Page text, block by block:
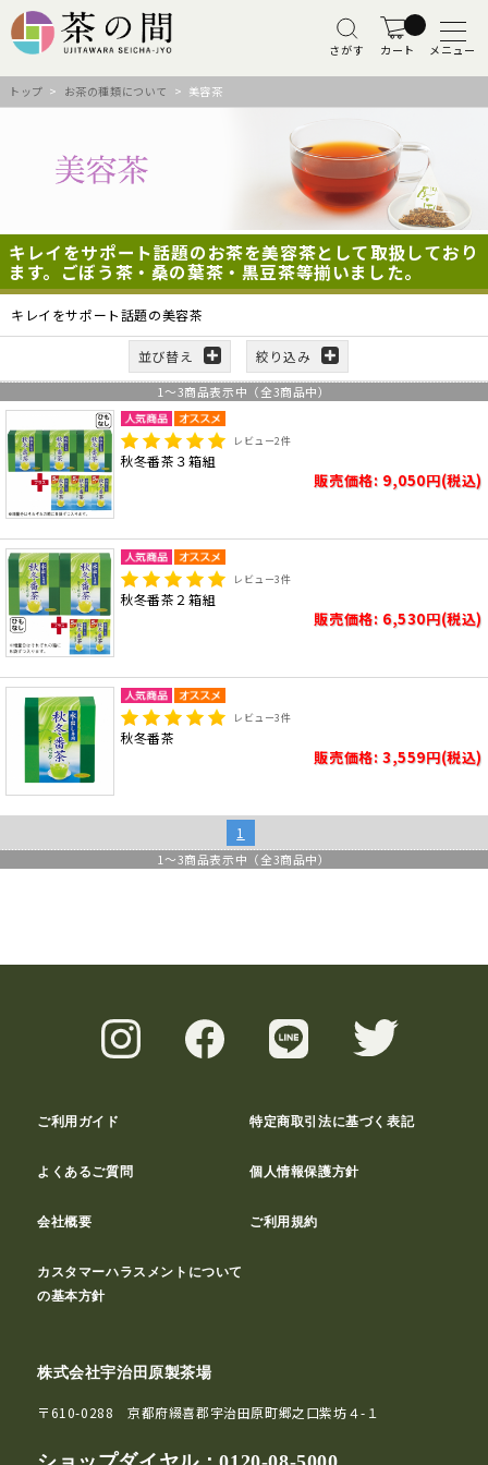
さがす カート メニュー
トップ > お茶の種類について > 美容茶
キレイをサポート話題のお茶を美容茶として取扱しており
ます。ごぼう茶・桑の葉茶・黒豆茶等揃いました。
キレイをサポート話題の美容茶
並び替え 絞り込み
1 ～3商品表示中（全3商品中）
レビュー2件
秋冬番茶３箱組
販売価格: 9,050円(税込)
レビュー3件
秋冬番茶２箱組
販売価格: 6,530円(税込)
レビュー3件
秋冬番茶
販売価格: 3,559円(税込)
1
1 ～3商品表示中（全3商品中）
ご利用ガイド 特定商取引法に基づく表記
よくあるご質問 個人情報保護方針
会社概要 ご利用規約
カスタマーハラスメントについて
の基本方針
株式会社宇治田原製茶場
〒610-0288 京都府綴喜郡宇治田原町郷之口紫坊４-１